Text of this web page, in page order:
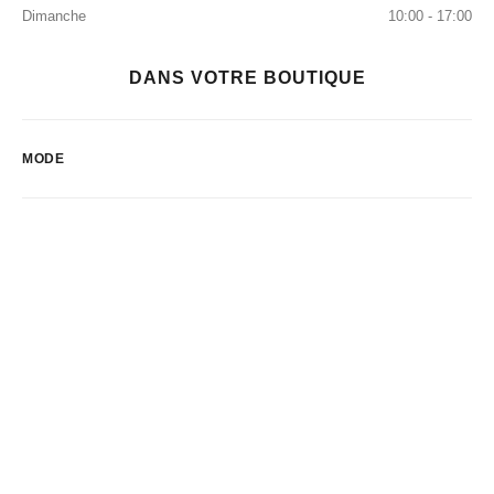
Dimanche
10:00 - 17:00
DANS VOTRE BOUTIQUE
MODE